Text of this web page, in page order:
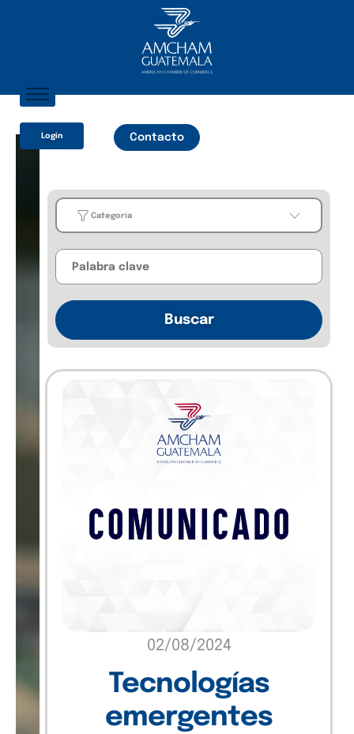
Sobre Nosotros
¿Qué Ofrecemos?
Login Contacto
Categoría
Uncategorized
Buscar
02/08/2024
Tecnologías
emergentes